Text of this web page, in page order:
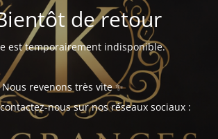
de retour
est temporairement indisponible.
Nous revenons très vite ✨
nous sur nos réseaux sociaux :